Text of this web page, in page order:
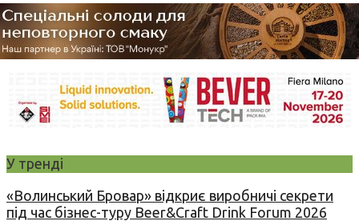
У тренді
«Волинський Бровар» відкриє виробничі секрети
під час бізнес-туру Beer&Craft Drink Forum 2026